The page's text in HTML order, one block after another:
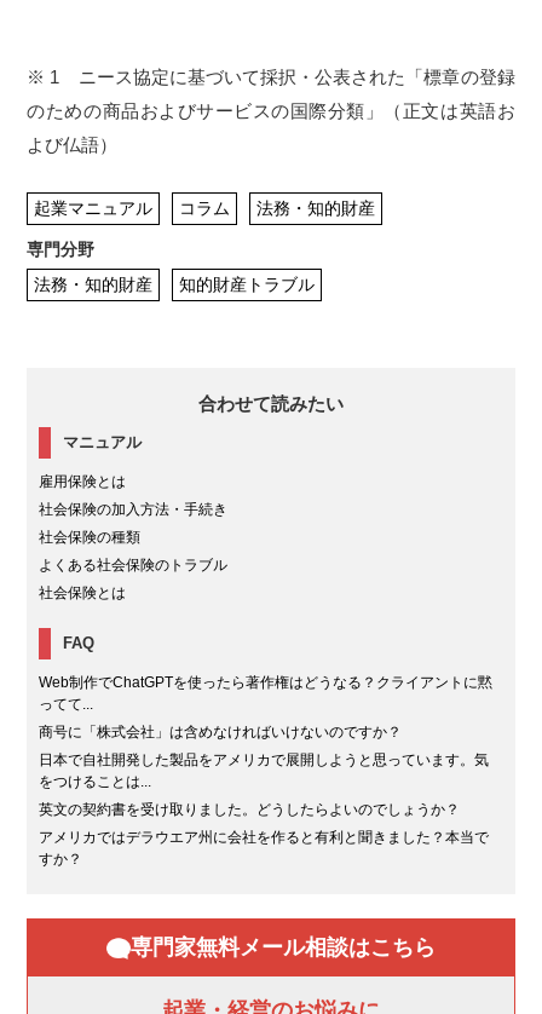
※ 1 ニース協定に基づいて採択・公表された「標章の登録
のための商品およびサービスの国際分類」（正文は英語お
よび仏語）
起業マニュアル コラム 法務・知的財産
専門分野
法務・知的財産
知的財産トラブル
合わせて読みたい
マニュアル
雇用保険とは
社会保険の加入方法・手続き
社会保険の種類
よくある社会保険のトラブル
社会保険とは
FAQ
Web制作でChatGPTを使ったら著作権はどうなる？クライアントに黙
ってて...
商号に「株式会社」は含めなければいけないのですか？
日本で自社開発した製品をアメリカで展開しようと思っています。気
をつけることは...
英文の契約書を受け取りました。どうしたらよいのでしょうか？
アメリカではデラウエア州に会社を作ると有利と聞きました？本当で
すか？
専門家無料メール相談はこちら